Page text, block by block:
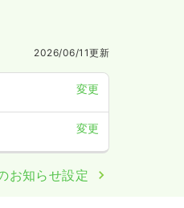
2026/06/11更新
変更
変更
お知らせ設定